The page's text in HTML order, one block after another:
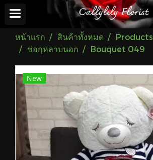
หน้าแรก สินค้าทั้งหมด
Products
ช่อกุหลาบนอก
Bouquet 049
New